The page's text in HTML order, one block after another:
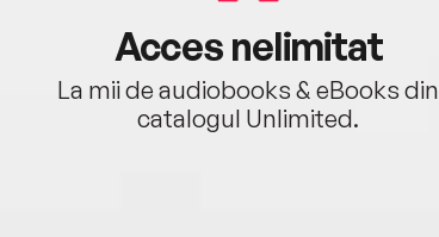
Acces nelimitat
La mii de audiobooks & eBooks din
catalogul Unlimited.